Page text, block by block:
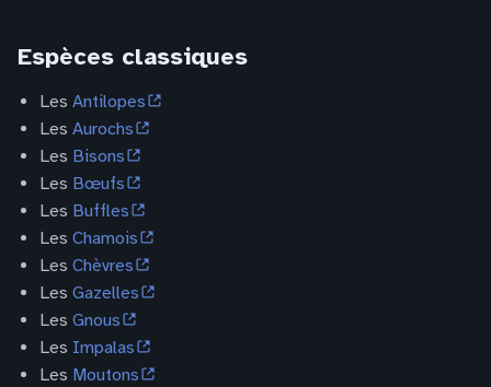
Espèces classiques
Les Antilopes
Les Aurochs
Les Bisons
Les Bœufs
Les Buffles
Les Chamois
Les Chèvres
Les Gazelles
Les Gnous
Les Impalas
Les Moutons